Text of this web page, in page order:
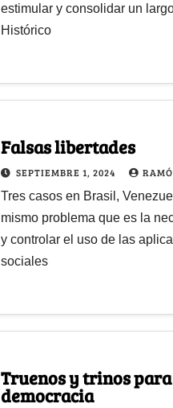
estimular y consolidar un
Histórico
Falsas libertades
SEPTIEMBRE 1, 2024
Tres casos en Brasil,
mismo problema que es la
y controlar el uso de las
sociales
Truenos y trinos
democracia